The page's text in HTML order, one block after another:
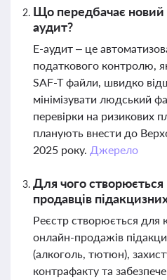
Що передбачає новий
аудит?
Е-аудит – це
податкового контролю,
SAF-T файли, швидко
мінімізувати людський
перевірки на ризикових
планують внести до
2025 року. Джерело
Для чого створюється
продавців
Реєстр створюється для
онлайн-продажів
(алкоголь, тютюн),
контрафакту та